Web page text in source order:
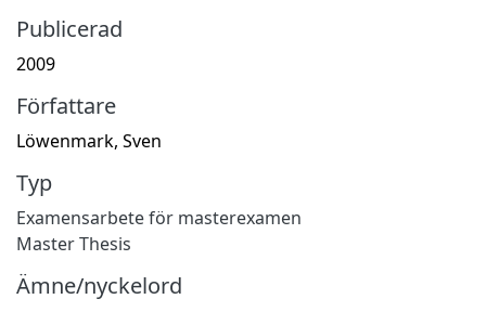
Publicerad
2009
Författare
Löwenmark, Sven
Typ
Examensarbete för masterexamen
Master Thesis
Ämne/nyckelord